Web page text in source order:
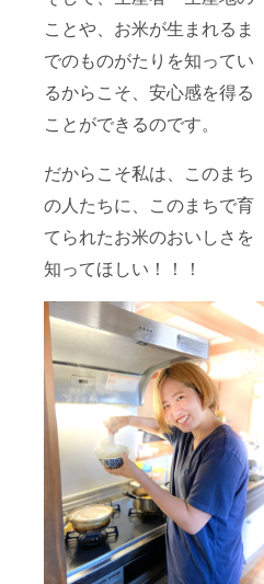
ことや、お米が生まれるま
でのものがたりを知ってい
るからこそ、安心感を得る
ことができるのです。
だからこそ私は、このまち
の人たちに、このまちで育
てられたお米のおいしさを
知ってほしい！！！